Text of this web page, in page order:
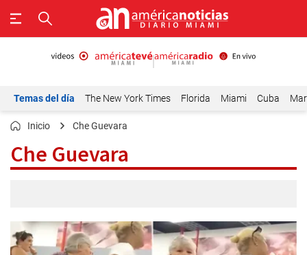
Temas del día The New York Times Florida Miami Cuba
Inicio Che Guevara
Che Guevara